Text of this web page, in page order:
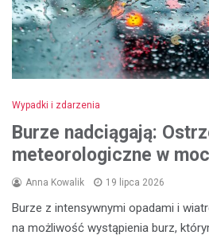
Wypadki i zdarzenia
Burze nadciągają:
meteorologiczne w
Anna Kowalik 19 lipca 2026
Burze z intensywnymi opadami i
na możliwość wystąpienia burz,